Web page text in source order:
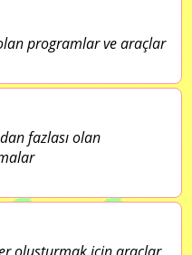
programlar ve araçlar
fazlası olan